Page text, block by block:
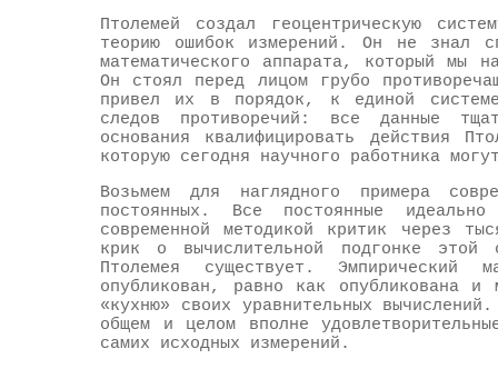
Птолемей создал геоцентрическую
теорию ошибок измерений. Он не знал
математического аппарата, который мы
Он стоял перед лицом грубо
привел их в порядок, к единой
следов противоречий: все данные
основания квалифицировать действия
которую сегодня научного работника
Возьмем для наглядного примера
постоянных. Все постоянные
современной методикой критик через
крик о вычислительной подгонке
Птолемея существует. Эмпирический
опубликован, равно как опубликована и
«кухню» своих уравнительных
общем и целом вполне
самих исходных измерений.